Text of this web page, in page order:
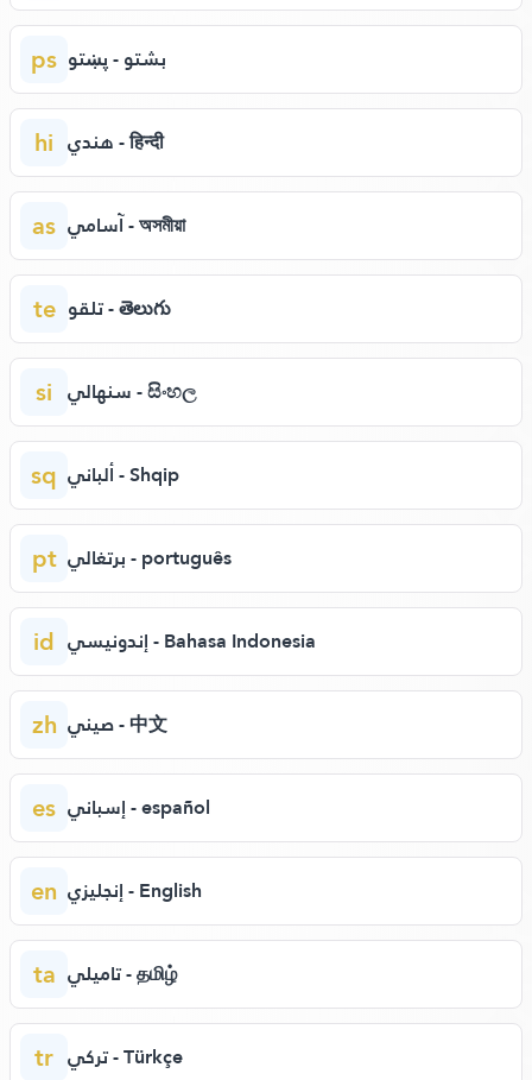
ps بشتو - پښتو
hi هندي - हिन्दी
as آسامي - অসমীয়া
te تلقو - తెలుగు
si سنهالي - සිංහල
sq ألباني - Shqip
pt برتغالي - português
id إندونيسي - Bahasa Indonesia
zh صيني - 中文
es إسباني - español
en إنجليزي - English
ta تاميلي - தமிழ்
tr تركي - Türkçe